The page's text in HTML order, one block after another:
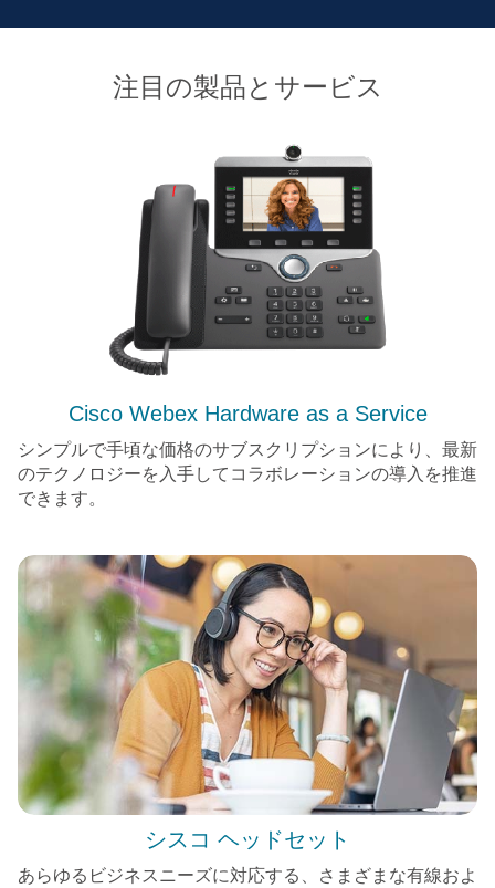
注目の製品とサービス
Cisco Webex Hardware as a Service
シンプルで手頃な価格のサブスクリプションにより、最新
のテクノロジーを入手してコラボレーションの導入を推進
できます。
シスコ ヘッドセット
あらゆるビジネスニーズに対応する、さまざまな有線およ